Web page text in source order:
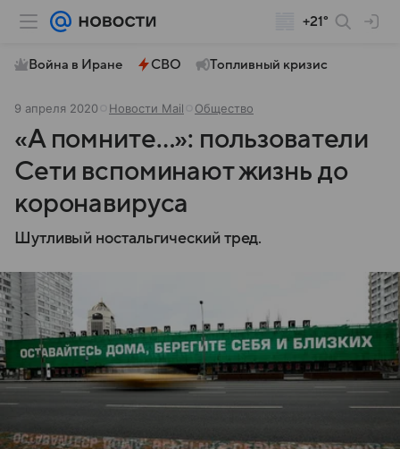
+21°
Война в Иране СВО Топливный кризис
9 апреля 2020 Новости Mail Общество
«А помните…»: пользователи
Сети вспоминают жизнь до
коронавируса
Шутливый ностальгический тред.